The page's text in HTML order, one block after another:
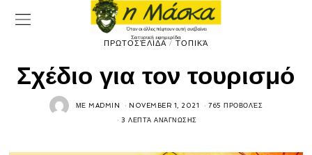
ΠΡΩΤΟΣΈΛΙΔΑ / ΤΟΠΙΚΆ
Σχέδιο για τον τουρισμό
ΜΕMADMIN NOVEMBER 1, 2021 765 ΠΡΟΒΟΛΈΣ
3 ΛΕΠΤΆ ΑΝΆΓΝΩΣΗΣ